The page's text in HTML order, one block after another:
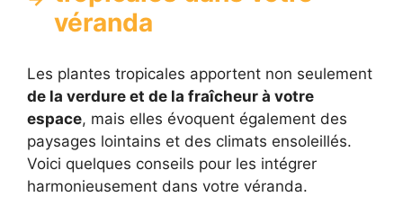
véranda
Les plantes tropicales apportent non seulement
de la verdure et de la fraîcheur à votre
espace, mais elles évoquent également des
paysages lointains et des climats ensoleillés.
Voici quelques conseils pour les intégrer
harmonieusement dans votre véranda.